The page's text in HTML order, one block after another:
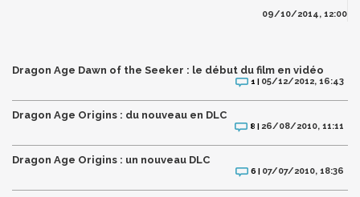
09/10/2014, 12:00
Dragon Age Dawn of the Seeker : le début du film en vidéo
1 | 05/12/2012, 16:43
Dragon Age Origins : du nouveau en DLC
8 | 26/08/2010, 11:11
Dragon Age Origins : un nouveau DLC
6 | 07/07/2010, 18:36